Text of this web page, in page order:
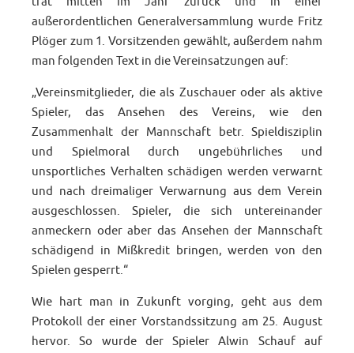
außerordentlichen Generalversammlung wurde Fritz
Plöger zum 1. Vorsitzenden gewählt, außerdem nahm
man folgenden Text in die Vereinsatzungen auf:
„Vereinsmitglieder, die als Zuschauer oder als aktive
Spieler, das Ansehen des Vereins, wie den
Zusammenhalt der Mannschaft betr. Spieldisziplin
und Spielmoral durch ungebührliches und
unsportliches Verhalten schädigen werden verwarnt
und nach dreimaliger Verwarnung aus dem Verein
ausgeschlossen. Spieler, die sich untereinander
anmeckern oder aber das Ansehen der Mannschaft
schädigend in Mißkredit bringen, werden von den
Spielen gesperrt.“
Wie hart man in Zukunft vorging, geht aus dem
Protokoll der einer Vorstandssitzung am 25. August
hervor. So wurde der Spieler Alwin Schauf auf